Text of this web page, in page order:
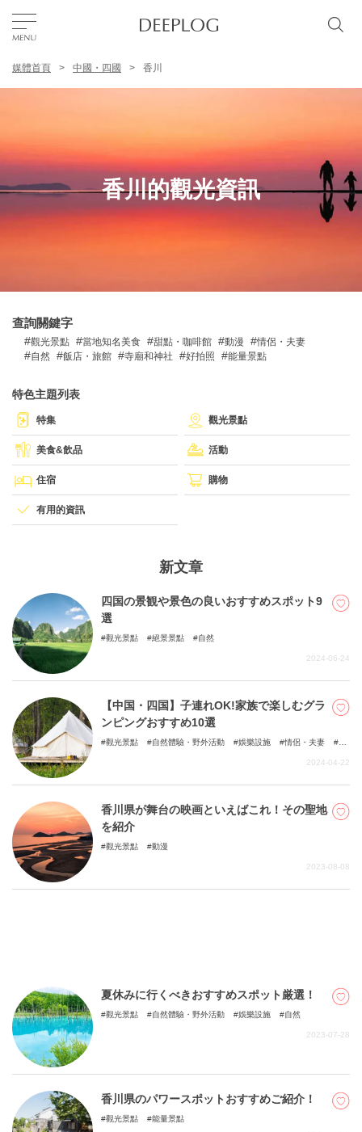
關於DEEPLOG
隐私政策
網站營運企業
媒體首頁 中國・四國 香川
香川的觀光資訊
查詢關鍵字
觀光景點 當地知名美食 甜點・咖啡館 動漫
情侶・夫妻
自然
飯店・旅館 寺廟和神社 好拍照 能量景點
特色主題列表
特集 觀光景點
美食&飲品 活動
住宿 購物
有用的資訊
新文章
四国の景観や景色の良いおすすめスポット9
選
觀光景點 絕景景點 自然
2024-06-24
【中国・四国】子連れOK!家族で楽しむグラ
ンピングおすすめ10選
觀光景點 自然體驗・野外活動 娛樂設施 情侶・夫妻
2024-04-22
香川県が舞台の映画といえばこれ！その聖地
を紹介
觀光景點 動漫
2023-08-08
夏休みに行くべきおすすめスポット厳選！
觀光景點 自然體驗・野外活動 娛樂設施 自然
2023-07-28
香川県のパワースポットおすすめご紹介！
觀光景點 能量景點